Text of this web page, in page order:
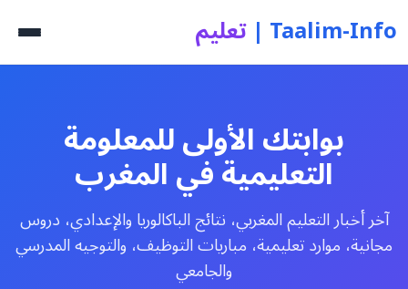
Taalim-Info | تعليم
📰 الأخبار
📚 الموارد
بوابتك الأولى للمعلومة
التعليمية في المغرب
آخر أخبار التعليم المغربي، نتائج الباكالوريا والإعدادي، دروس
مجانية، موارد تعليمية، مباريات التوظيف، والتوجيه المدرسي
والجامعي